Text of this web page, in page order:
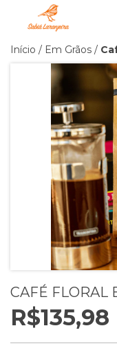
Início / Em Grãos /
CAFÉ FLORAL
R$135,98